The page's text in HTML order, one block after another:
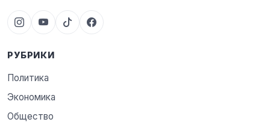
РУБРИКИ
Политика
Экономика
Общество